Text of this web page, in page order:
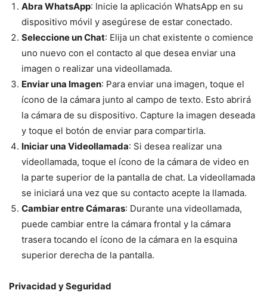
Abra WhatsApp: Inicie la aplicación WhatsApp en su
dispositivo móvil y asegúrese de estar conectado.
Seleccione un Chat: Elija un chat existente o comience
uno nuevo con el contacto al que desea enviar una
imagen o realizar una videollamada.
Enviar una Imagen: Para enviar una imagen, toque el
ícono de la cámara junto al campo de texto. Esto abrirá
la cámara de su dispositivo. Capture la imagen deseada
y toque el botón de enviar para compartirla.
Iniciar una Videollamada: Si desea realizar una
videollamada, toque el ícono de la cámara de video en
la parte superior de la pantalla de chat. La videollamada
se iniciará una vez que su contacto acepte la llamada.
Cambiar entre Cámaras: Durante una videollamada,
puede cambiar entre la cámara frontal y la cámara
trasera tocando el ícono de la cámara en la esquina
superior derecha de la pantalla.
Privacidad y Seguridad